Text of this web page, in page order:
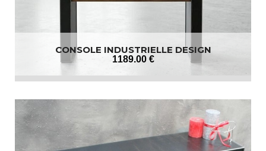
CONSOLE INDUSTRIELLE DESIGN
1189.00 €